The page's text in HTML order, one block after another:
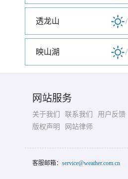
透龙山 /
映山湖 /
网站服务
关于我们 联系我们
用户反馈
版权声明
网站律师
客服邮箱： service@weather.com.cn